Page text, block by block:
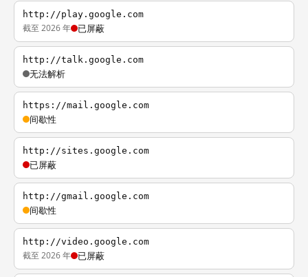
http://play.google.com
截至 2026 年 已屏蔽
http://talk.google.com
无法解析
https://mail.google.com
间歇性
http://sites.google.com
已屏蔽
http://gmail.google.com
间歇性
http://video.google.com
截至 2026 年 已屏蔽